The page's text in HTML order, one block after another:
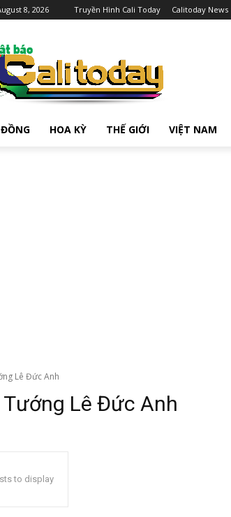
8, 2026 Truyền Hình Cali Today Calitoday News
HOA KỲ THẾ GIỚI VIỆT NAM
Lê Đức Anh
Tướng Lê Đức Anh
to display